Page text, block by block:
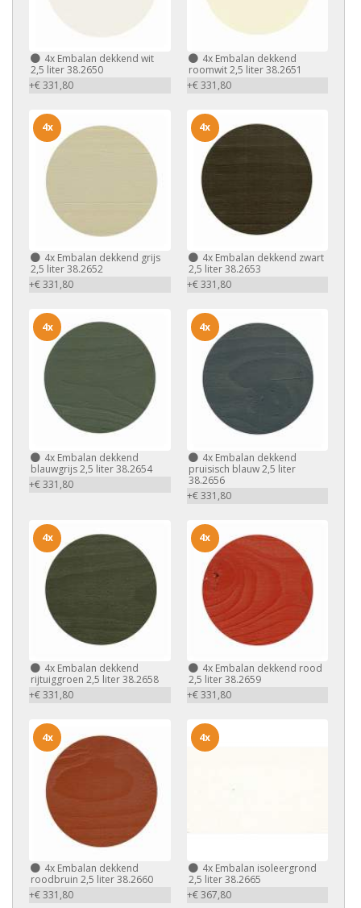
4x Embalan dekkend wit
2,5 liter 38.2650
+€ 331,80
4xEmbalan dekkend
roomwit 2,5 liter 38.2651
+€ 331,80
4x Embalan dekkend grijs
2,5 liter 38.2652
+€ 331,80
4x
4xEmbalan dekkend zwart
2,5 liter 38.2653
+€ 331,80
4x
4x Embalan dekkend
blauwgrijs 2,5 liter 38.2654
+€ 331,80
4x
4xEmbalan dekkend
pruisisch blauw 2,5 liter
38.2656
+€ 331,80
4x
4x Embalan dekkend
rijtuiggroen 2,5 liter 38.2658
+€ 331,80
4x
4xEmbalan dekkend rood
2,5 liter 38.2659
+€ 331,80
4x
4x Embalan dekkend
roodbruin 2,5 liter 38.2660
+€ 331,80
4x
4xEmbalan isoleergrond
2,5 liter 38.2665
+€ 367,80
4x